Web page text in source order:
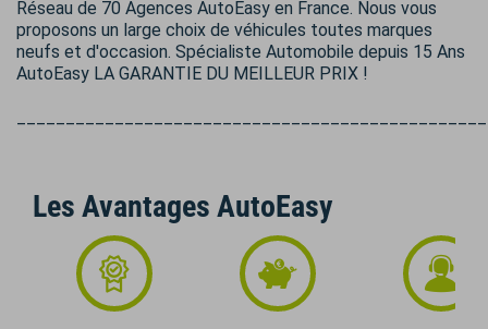
Réseau de 70 Agences AutoEasy en France. Nous vous
proposons un large choix de véhicules toutes marques
neufs et d'occasion. Spécialiste Automobile depuis 15 Ans
AutoEasy LA GARANTIE DU MEILLEUR PRIX !
Les Avantages AutoEasy